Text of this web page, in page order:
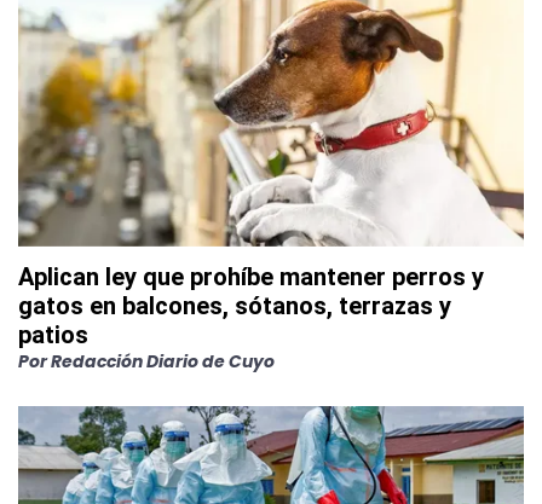
Aplican ley que prohíbe mantener perros y
gatos en balcones, sótanos, terrazas y
patios
PorRedacción Diario de Cuyo